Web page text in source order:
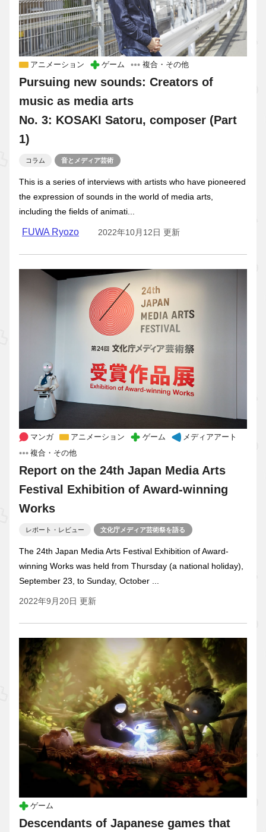
アニメーション ゲーム 複合・その他
Pursuing new sounds: Creators of
music as media arts
No. 3: KOSAKI Satoru, composer (Part
1)
コラム 音とメディア芸術
This is a series of interviews with artists who have pioneered
the expression of sounds in the world of media arts,
including the fields of animati...
FUWA Ryozo 2022年10月12日 更新
マンガ アニメーション ゲーム
メディアアート
複合・その他
Report on the 24th Japan Media Arts
Festival Exhibition of Award-winning
Works
レポート・レビュー 文化庁メディア芸術祭を語る
The 24th Japan Media Arts Festival Exhibition of Award-
winning Works was held from Thursday (a national holiday),
September 23, to Sunday, October ...
2022年9月20日 更新
ゲーム
Descendants of Japanese games that